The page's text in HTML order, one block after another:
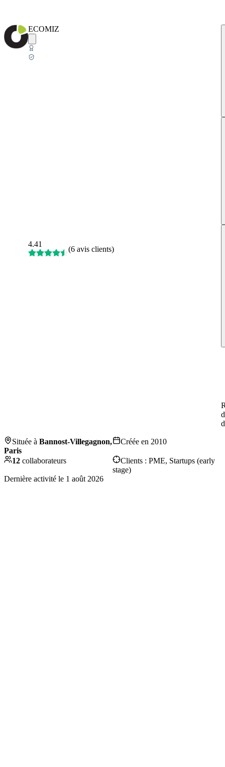
ECOMIZ
4.41
(6 avis clients)
Située à Bannost-Villegagnon,
Paris
Créée en 2010
12 collaborateurs Clients : PME, Startups (early
stage)
Dernière activité le 1 août 2026